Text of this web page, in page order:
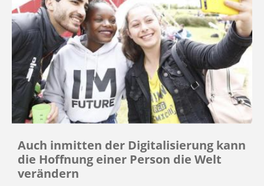
Auch inmitten der Digitalisierung kann
die Hoffnung einer Person die Welt
verändern